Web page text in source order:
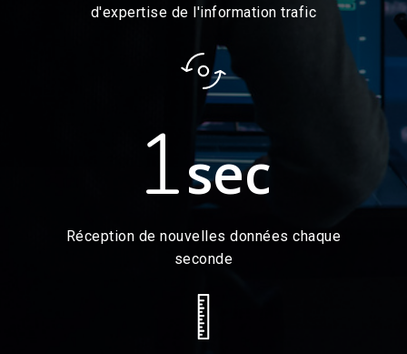
d'expertise de l'information trafic
1sec
Réception de nouvelles données chaque
seconde